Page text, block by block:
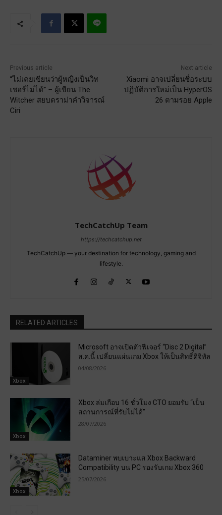
Previous article
“ไม่เคยเขียนว่าผู้หญิงเป็นวิท
เชอร์ไม่ได้” – ผู้เขียน The
Witcher สยบดราม่าคำวิจารณ์
Ciri
Next article
Xiaomi อาจเปลี่ยนชื่อระบบ
ปฏิบัติการใหม่เป็น HyperOS
26 ตามรอย Apple
TechCatchUp Team
https://techcatchup.net
TechCatchUp — your destination for technology, gaming and
lifestyle.
RELATED ARTICLES
Xbox
Microsoft อาจเปิดตัวฟีเจอร์ “Disc 2 Digital”
ส.ค.นี้ เปลี่ยนแผ่นเกม Xbox ให้เป็นสิทธิ์ดิจิทัล
04/08/2026
Xbox
Xbox ล่มเกือบ 16 ชั่วโมง CTO ยอมรับ “เป็น
สถานการณ์ที่รับไม่ได้”
28/07/2026
Xbox
Dataminer พบเบาะแส Xbox Backward
Compatibility บน PC รองรับเกม Xbox 360
25/07/2026